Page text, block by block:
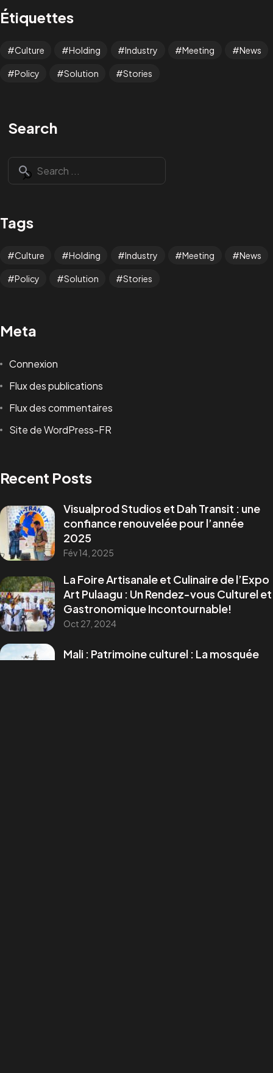
Étiquettes
Culture Holding Industry Meeting News
Policy Solution Stories
Search
Tags
Culture Holding Industry Meeting News
Policy Solution Stories
Meta
Connexion
Flux des publications
Flux des commentaires
Site de WordPress-FR
Recent Posts
Visualprod Studios et Dah Transit : une
confiance renouvelée pour l’année
2025
Fév 14, 2025
La Foire Artisanale et Culinaire de l’Expo
Art Pulaagu : Un Rendez-vous Culturel et
Gastronomique Incontournable!
Oct 27, 2024
Mali : Patrimoine culturel : La mosquée
Infoline
Production Audiovisuelle
Communication Visuelle
Tech & Multimédia
Adresse:
Yirimadio ZRNY, Près Cour Suprême, BKO/Mali.
©2025 Visualprod Studios.Tous Droits Reservés.